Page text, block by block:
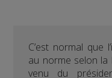
C’est normal que
au norme selon la
venu du